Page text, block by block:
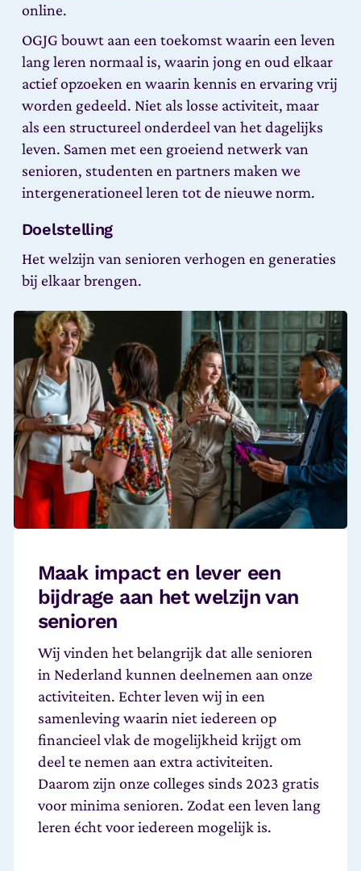
online.
OGJG bouwt aan een toekomst waarin een leven
lang leren normaal is, waarin jong en oud elkaar
actief opzoeken en waarin kennis en ervaring vrij
worden gedeeld. Niet als losse activiteit, maar
als een structureel onderdeel van het dagelijks
leven. Samen met een groeiend netwerk van
senioren, studenten en partners maken we
intergenerationeel leren tot de nieuwe norm.
Doelstelling
Het welzijn van senioren verhogen en generaties
bij elkaar brengen.
Maak impact en lever een
bijdrage aan het welzijn van
senioren
Wij vinden het belangrijk dat alle senioren
in Nederland kunnen deelnemen aan onze
activiteiten. Echter leven wij in een
samenleving waarin niet iedereen op
financieel vlak de mogelijkheid krijgt om
deel te nemen aan extra activiteiten.
Daarom zijn onze colleges sinds 2023 gratis
voor minima senioren. Zodat een leven lang
leren écht voor iedereen mogelijk is.